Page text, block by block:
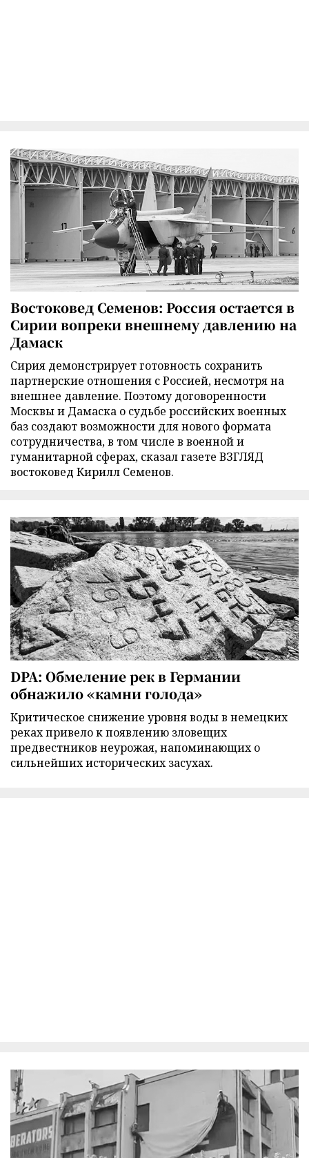
Востоковед Семенов: Россия остается в
Сирии вопреки внешнему давлению на
Дамаск
Сирия демонстрирует готовность сохранить
партнерские отношения с Россией, несмотря на
внешнее давление. Поэтому договоренности
Москвы и Дамаска о судьбе российских военных
баз создают возможности для нового формата
сотрудничества, в том числе в военной и
гуманитарной сферах, сказал газете ВЗГЛЯД
востоковед Кирилл Семенов.
DPA: Обмеление рек в Германии
обнажило «камни голода»
Критическое снижение уровня воды в немецких
реках привело к появлению зловещих
предвестников неурожая, напоминающих о
сильнейших исторических засухах.